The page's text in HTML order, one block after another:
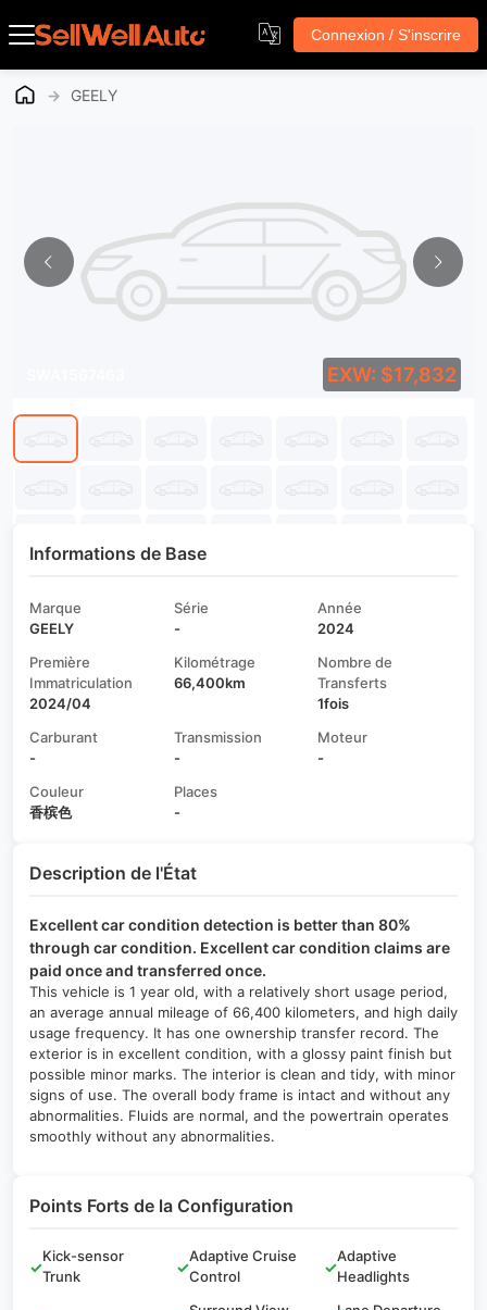
Connexion / S'inscrire
→ GEELY
EXW: $17,832
Informations de Base
Marque
GEELY
Série
-
Année
2024
Première
Immatriculation
2024/04
Kilométrage
66,400km
Nombre de
Transferts
1fois
Carburant
-
Transmission
-
Moteur
-
Couleur
香槟色
Places
-
Description de l'État
Excellent car condition detection is better than 80%
through car condition. Excellent car condition claims are
paid once and transferred once.
This vehicle is 1 year old, with a relatively short usage period,
an average annual mileage of 66,400 kilometers, and high daily
usage frequency. It has one ownership transfer record. The
exterior is in excellent condition, with a glossy paint finish but
possible minor marks. The interior is clean and tidy, with minor
signs of use. The overall body frame is intact and without any
abnormalities. Fluids are normal, and the powertrain operates
smoothly without any abnormalities.
Points Forts de la Configuration
✓
Kick-sensor
Trunk
✓
Adaptive Cruise
Control
✓
Adaptive
Headlights